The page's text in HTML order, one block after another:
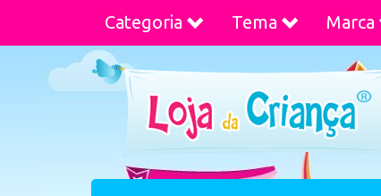
Categoria Tema Marca